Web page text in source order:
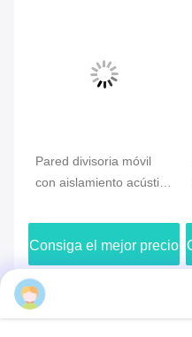
Pared divisoria móvil